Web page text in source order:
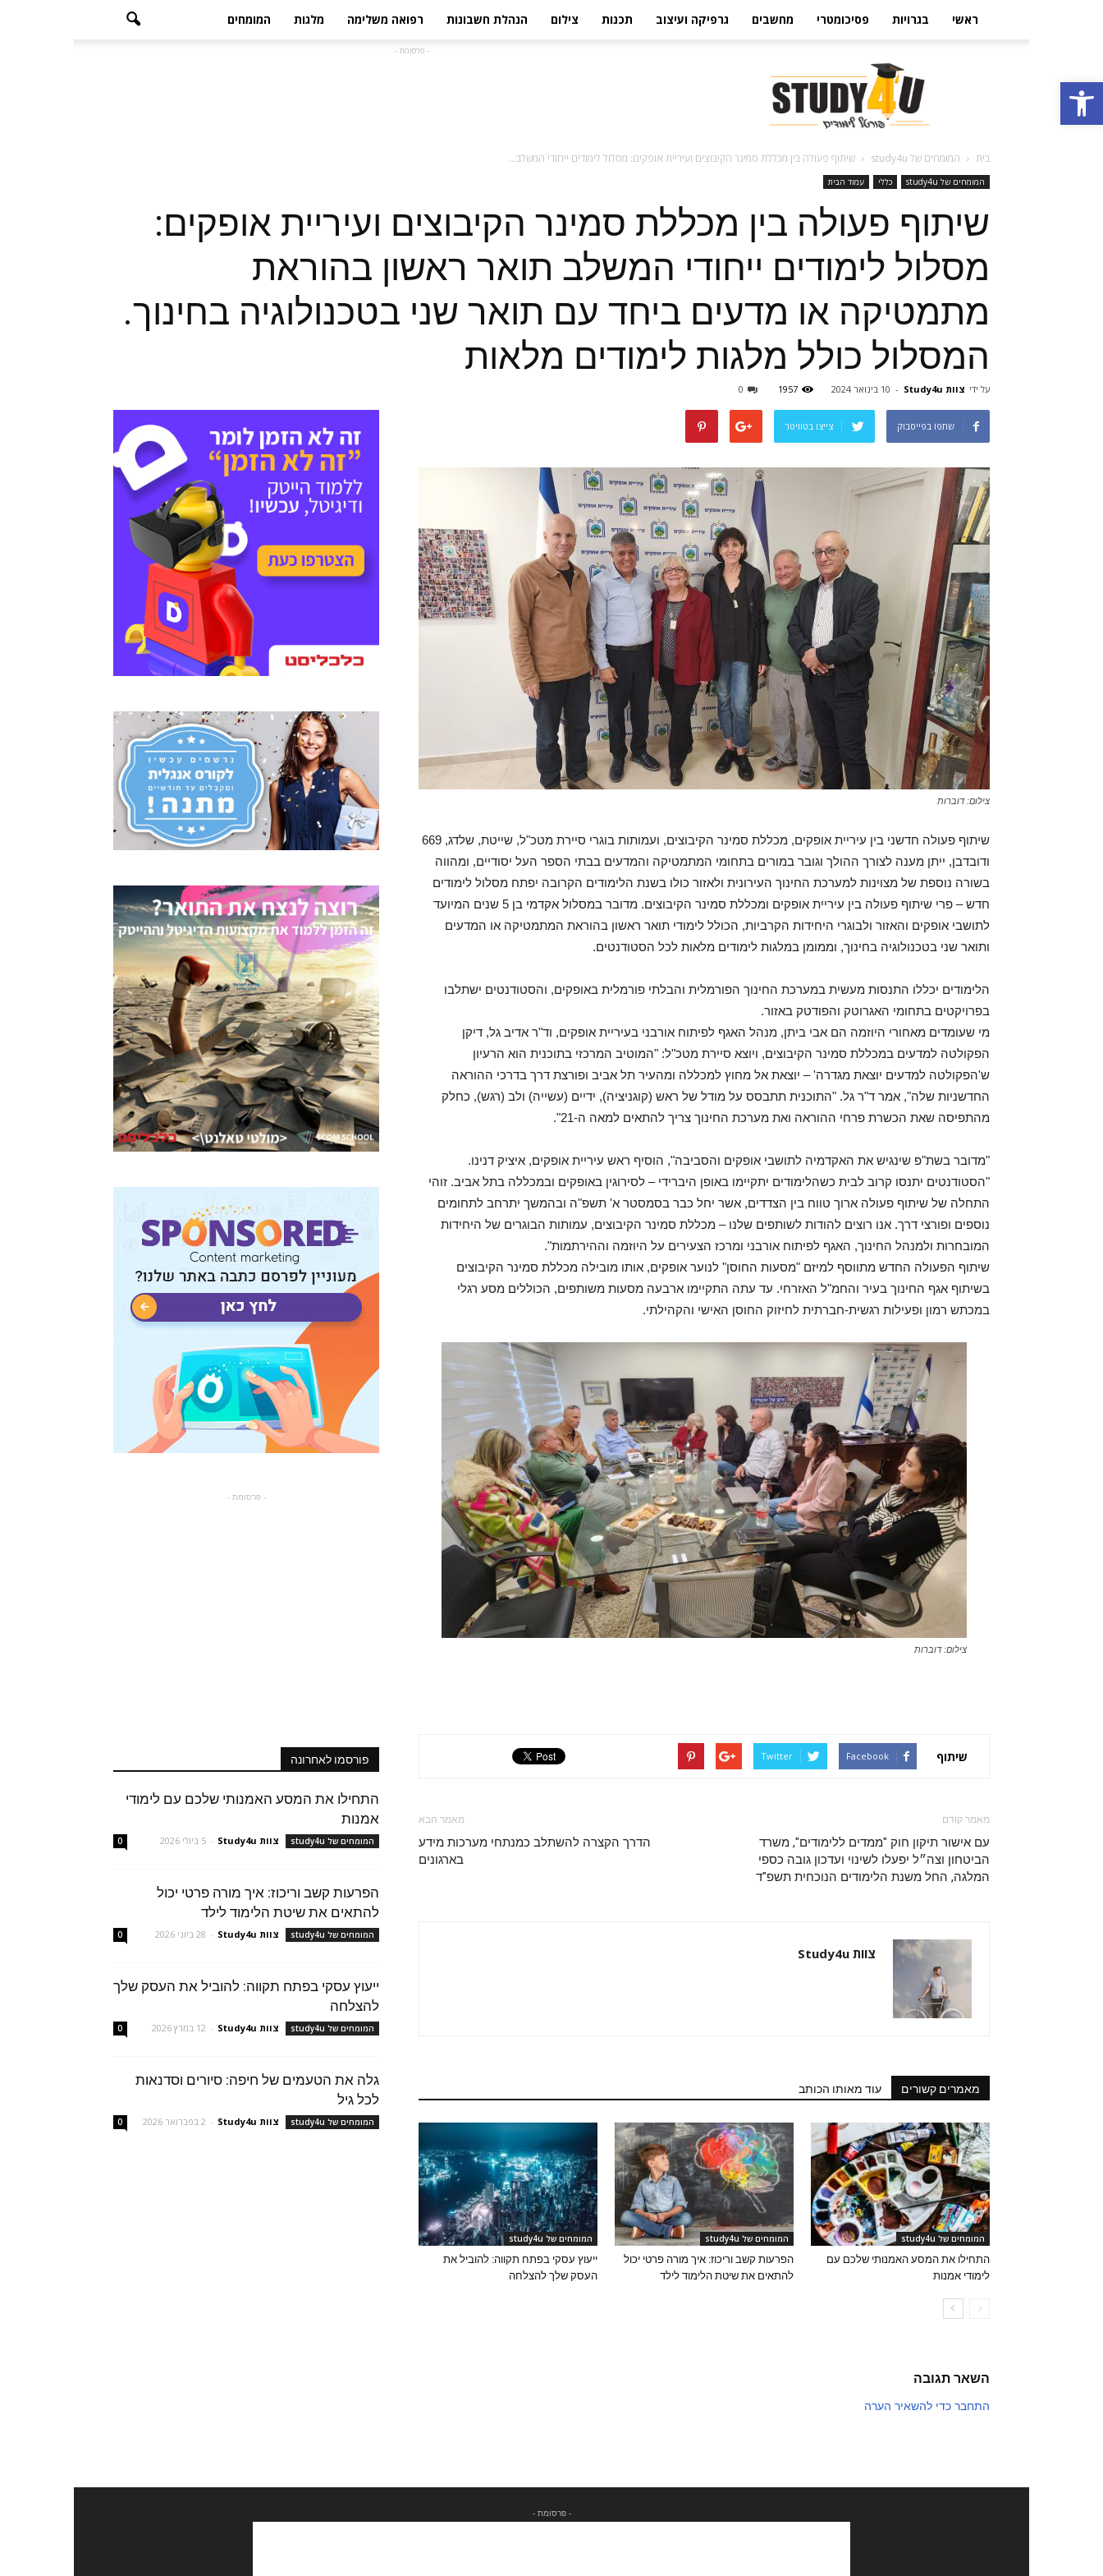
פתח סרגל נגישות
ראשי בגרויות פסיכומטרי מחשבים גרפיקה ועיצוב תכנות צילום הנהלת חשבונות רפואה משלימה מלגות המומחים
ללימודים
בישראל
Study4U
- פרסומת -
בית המומחים של study4u שיתוף פעולה בין מכללת סמינר הקיבוצים ועיריית אופקים: מסלול לימודים ייחודי המשלב...
המומחים של study4u כללי עמוד הבית
שיתוף פעולה בין מכללת סמינר הקיבוצים ועיריית אופקים:
מסלול לימודים ייחודי המשלב תואר ראשון בהוראת
מתמטיקה או מדעים ביחד עם תואר שני בטכנולוגיה בחינוך.
המסלול כולל מלגות לימודים מלאות
על ידי צוות Study4u - 10 בינואר 2024 1957
0
שתפו בפייסבוק צייצו בטוויטר
צילום: דוברות
שיתוף פעולה חדשני בין עיריית אופקים, מכללת סמינר הקיבוצים, ועמותות בוגרי סיירת מטכ"ל, שייטת, שלדג, 669
ודובדבן, ייתן מענה לצורך ההולך וגובר במורים בתחומי המתמטיקה והמדעים בבתי הספר העל יסודיים, ומהווה
בשורה נוספת של מצוינות למערכת החינוך העירונית ולאזור כולו בשנת הלימודים הקרובה יפתח מסלול לימודים
חדש – פרי שיתוף פעולה בין עיריית אופקים ומכללת סמינר הקיבוצים. מדובר במסלול אקדמי בן 5 שנים המיועד
לתושבי אופקים והאזור ולבוגרי היחידות הקרביות, הכולל לימודי תואר ראשון בהוראת המתמטיקה או המדעים
ותואר שני בטכנולוגיה בחינוך, וממומן במלגות לימודים מלאות לכל הסטודנטים.
הלימודים יכללו התנסות מעשית במערכת החינוך הפורמלית והבלתי פורמלית באופקים, והסטודנטים ישתלבו
בפרויקטים בתחומי האגרוטק והפודטק באזור.
מי שעומדים מאחורי היוזמה הם אבי ביתן, מנהל האגף לפיתוח אורבני בעיריית אופקים, וד"ר אדיב גל, דיקן
הפקולטה למדעים במכללת סמינר הקיבוצים, ויוצא סיירת מטכ"ל: "המוטיב המרכזי בתוכנית הוא הרעיון
ש'הפקולטה למדעים יוצאת מגדרה' – יוצאת אל מחוץ למכללה ומהעיר תל אביב ופורצת דרך בדרכי ההוראה
החדשניות שלה", אמר ד"ר גל. "התוכנית תתבסס על מודל של ראש (קוגניציה), ידיים (עשייה) ולב (רגש), כחלק
מהתפיסה שאת הכשרת פרחי ההוראה ואת מערכת החינוך צריך להתאים למאה ה-21".
"מדובר בשת"פ שינגיש את האקדמיה לתושבי אופקים והסביבה", הוסיף ראש עיריית אופקים, איציק דנינו.
"הסטודנטים יתנסו קרוב לבית כשהלימודים יתקיימו באופן היברידי – לסירוגין באופקים ובמכללה בתל אביב. זוהי
התחלה של שיתוף פעולה ארוך טווח בין הצדדים, אשר יחל כבר בסמסטר א' תשפ"ה ובהמשך יתרחב לתחומים
נוספים ופורצי דרך. אנו רוצים להודות לשותפים שלנו – מכללת סמינר הקיבוצים, עמותות הבוגרים של היחידות
המובחרות ולמנהל החינוך, האגף לפיתוח אורבני ומרכז הצעירים על היוזמה וההירתמות".
שיתוף הפעולה החדש מתווסף למיזם "מסעות החוסן" לנוער אופקים, אותו מובילה מכללת סמינר הקיבוצים
בשיתוף אגף החינוך בעיר והחמ"ל האזרחי. עד עתה התקיימו ארבעה מסעות משותפים, הכוללים מסע רגלי
במכתש רמון ופעילות רגשית-חברתית לחיזוק החוסן האישי והקהילתי.
צילום: דוברות
שיתוף Facebook
Twitter
מאמר קודם
עם אישור תיקון חוק "ממדים ללימודים", משרד
הביטחון וצה״ל יפעלו לשינוי ועדכון גובה כספי
המלגה, החל משנת הלימודים הנוכחית תשפ"ד
מאמר הבא
הדרך הקצרה להשתלב כמנתחי מערכות מידע
בארגונים
צוות Study4u
מאמרים קשורים עוד מאותו הכותב
המומחים של study4u
התחילו את המסע האמנותי שלכם עם
לימודי אמנות
המומחים של study4u
הפרעות קשב וריכוז: איך מורה פרטי יכול
להתאים את שיטת הלימוד לילד
המומחים של study4u
ייעוץ עסקי בפתח תקווה: להוביל את
העסק שלך להצלחה
השאר תגובה
התחבר כדי להשאיר הערה
- פרסומת -
פורסמו לאחרונה
התחילו את המסע האמנותי שלכם עם לימודי
אמנות
המומחים של study4u צוות Study4u - 5 ביולי 2026 0
הפרעות קשב וריכוז: איך מורה פרטי יכול
להתאים את שיטת הלימוד לילד
המומחים של study4u צוות Study4u - 28 ביוני 2026 0
ייעוץ עסקי בפתח תקווה: להוביל את העסק שלך
להצלחה
המומחים של study4u צוות Study4u - 12 במרץ 2026 0
גלה את הטעמים של חיפה: סיורים וסדנאות
לכל גיל
המומחים של study4u צוות Study4u - 2 בפברואר 2026 0
- פרסומת -